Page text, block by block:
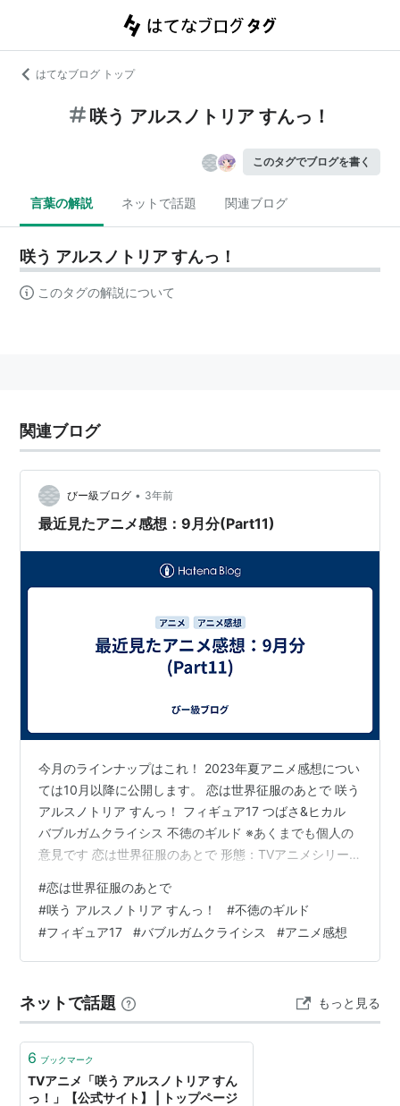
はてなブログ トップ
咲う アルスノトリア すんっ！
このタグでブログを書く
言葉の解説 ネットで話題 関連ブログ
咲う アルスノトリア すんっ！
このタグの解説について
関連ブログ
びー級ブログ • 3年前
最近見たアニメ感想：9月分(Part11)
今月のラインナップはこれ！ 2023年夏アニメ感想につい
ては10月以降に公開します。 恋は世界征服のあとで 咲う
アルスノトリア すんっ！ フィギュア17 つばさ&ヒカル
バブルガムクライシス 不徳のギルド ※あくまでも個人の
意見です 恋は世界征服のあとで 形態：TVアニメシリー
ル：ラブコメ 制作会社：Project No.9 オススメ度：
★★★★☆(85/100) あらすじ：ある二人の初々しいカッ
プルがいた。名前は相原不動と禍原デス美、しかし二人
の正体は氷結戦隊ジェラート5のリーダー・レッドジェラ
#恋は世界征服のあとで
#咲う アルスノトリア すんっ！ #不徳のギルド
#フィギュア17 #バブルガムクライシス #アニメ感想
ネットで話題 もっと見る
6 ブックマーク
TVアニメ「咲う アルスノトリア すん
っ！」【公式サイト】 | トップページ